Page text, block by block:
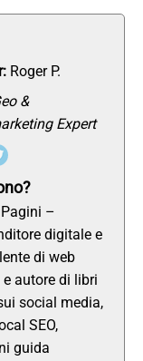
Roger P.
&
Expert
–
digitale e
di web
autore di libri
social media,
SEO,
guida